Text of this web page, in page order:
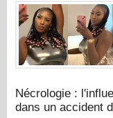
Nécrologie :
dans un accident